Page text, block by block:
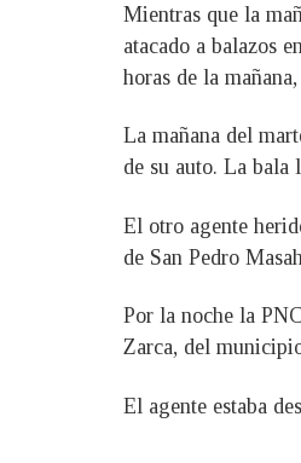
Mientras que la
atacado a balazos
horas de la
La mañana del
de su auto. La bala
El otro agente
de San Pedro
Por la noche la
Zarca, del
El agente estaba